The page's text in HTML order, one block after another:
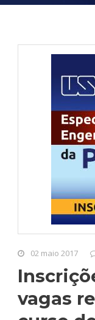
02 maio 2017
vagas